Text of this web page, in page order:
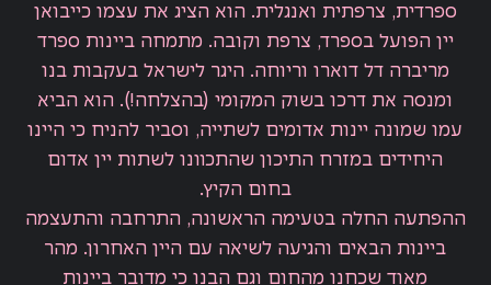
ספרדית, צרפתית ואנגלית. הוא הציג את עצמו כייבואן
יין הפועל בספרד, צרפת וקובה. מתמחה ביינות ספרד
מריברה דל דוארו וריוחה. היגר לישראל בעקבות בנו
ומנסה את דרכו בשוק המקומי (בהצלחה!). הוא הביא
עמו שמונה יינות אדומים לשתייה, וסביר להניח כי היינו
היחידים במזרח התיכון שהתכוונו לשתות יין אדום
בחום הקיץ.
ההפתעה החלה בטעימה הראשונה, התרחבה והתעצמה
ביינות הבאים והגיעה לשיאה עם היין האחרון. מהר
מאוד שכחנו מהחום וגם הבנו כי מדובר ביינות